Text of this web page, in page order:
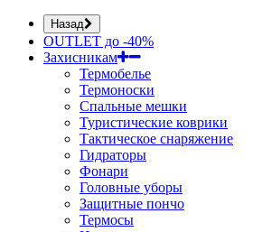
Назад
OUTLET до -40%
Захисникам
Термобелье
Термоноски
Спальные мешки
Туристические коврики
Тактическое снаряжение
Гидраторы
Фонари
Головные уборы
Защитные пончо
Термосы